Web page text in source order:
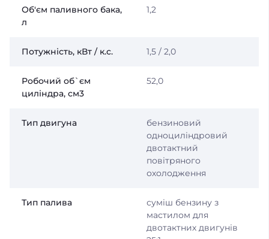
Об'єм паливного бака,
л
1,2
Потужність, кВт / к.с. 1,5 / 2,0
Робочий об`єм
циліндра, см3
52,0
Тип двигуна
бензиновий
одноциліндровий
двотактний
повітряного
охолодження
Тип палива
суміш бензину з
мастилом для
двотактних двигунів